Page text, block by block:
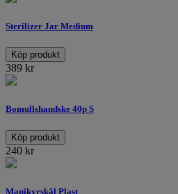
Sterilizer Jar Medium
Köp produkt
389 kr
Bomullshandske 40p S
Köp produkt
240 kr
Manikyrskål Plast